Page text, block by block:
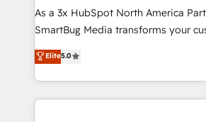
GTMの見える化・自動化まで。全
タ品質設計、グループ横断のCRM統
の一部をAIが自律実行する組織への移
Breeze・Claude等をHubSpotと連携
As a 3x HubSpot North America
SmartBug Media transforms your
into a revenue engine. Our unified
includes specialized divisions
Software) and Point Success Media
making this the official home for all
Elite5.0